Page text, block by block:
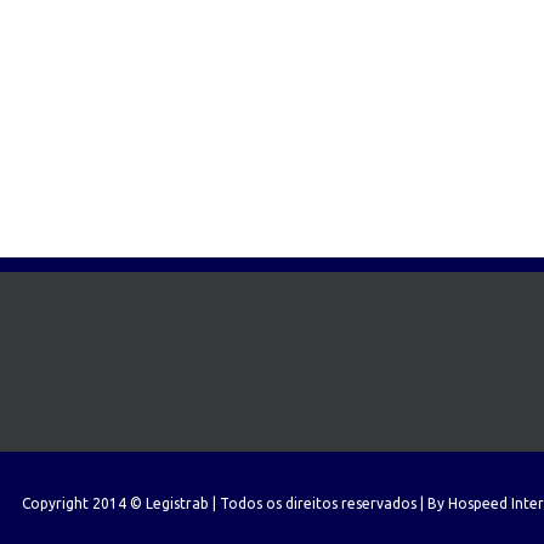
Copyright 2014 © Legistrab | Todos os direitos reservados | By Hospeed